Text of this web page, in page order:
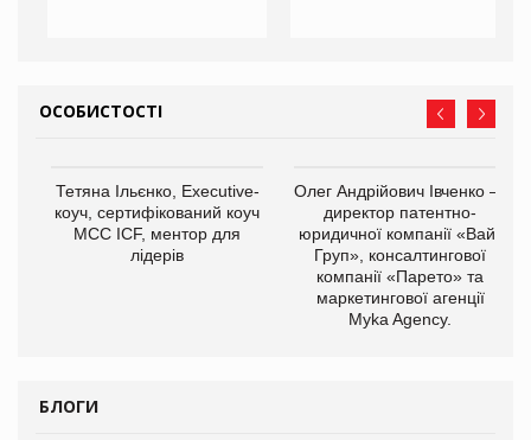
ОСОБИСТОСТІ
Тетяна Ільєнко, Executive-
коуч, сертифікований коуч
МСС ICF, ментор для
лідерів
Олег Андрійович Івченко —
директор патентно-
юридичної компанії «Вайз
Груп», консалтингової
компанії «Парето» та
маркетингової агенції
Myka Agency.
БЛОГИ